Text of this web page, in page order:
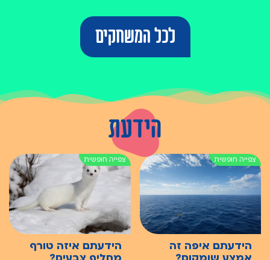
לכל המשחקים
הידעת
הידעתם איפה זה
הידעתם איזה טורף